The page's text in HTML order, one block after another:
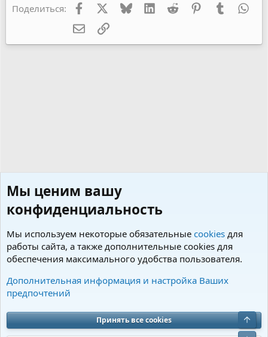
Поделиться: Facebook BlueskyLinkedInReddit PinterestTumblr
Электронная почта
Ссылка
Советы по уходу и содержанию
Cookies Charm by DCom
Обратная связь
Условия и правила
Политика конфиденциальности
Помощь
S
Мы ценим вашу
конфиденциальность
Мы используем некоторые обязательные cookies для
работы сайта, а также дополнительные cookies для
обеспечения максимального удобства пользователя.
Дополнительная информация и настройка Ваших
предпочтений
Принять все cookies
Верх